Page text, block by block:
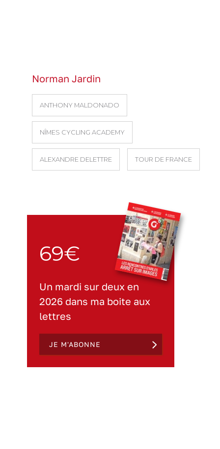
Norman Jardin
ANTHONY MALDONADO
NÎMES CYCLING ACADEMY
ALEXANDRE DELETTRE TOUR DE FRANCE
69€
Un mardi sur deux en
2026 dans ma boite aux
lettres
JE M'ABONNE